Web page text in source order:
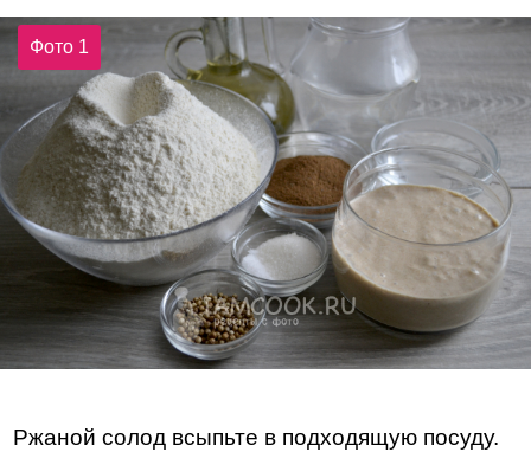
Фото 1
Ржаной солод всыпьте в подходящую посуду.